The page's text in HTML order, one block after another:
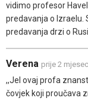
vidimo profesor
predavanja o Izraelu.
predavanja drzi o
Verena prije 2
,,Jel ovaj profa
čovjek koji proučava